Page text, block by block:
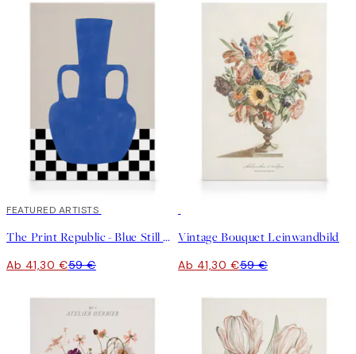
30%*
FEATURED ARTISTS
The Print Republic - Blue Still Life Poster No2 Leinwandbild
Ab 41,30 €59 €
Vintage Bouquet Leinwandbild
Ab 41,30 €59 €